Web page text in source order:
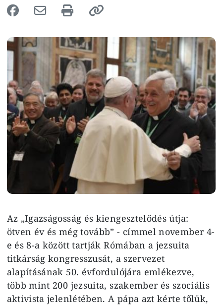
Image
Az „Igazságosság és kiengesztelődés útja:
ötven év és még tovább” - címmel november 4-
e és 8-a között tartják Rómában a jezsuita
titkárság kongresszusát, a szervezet
alapításának 50. évfordulójára emlékezve,
több mint 200 jezsuita, szakember és szociális
aktivista jelenlétében. A pápa azt kérte tőlük,